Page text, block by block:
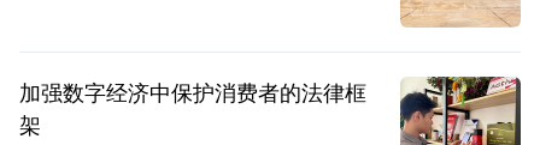
加强数字经济中保护消费者的法律框
架